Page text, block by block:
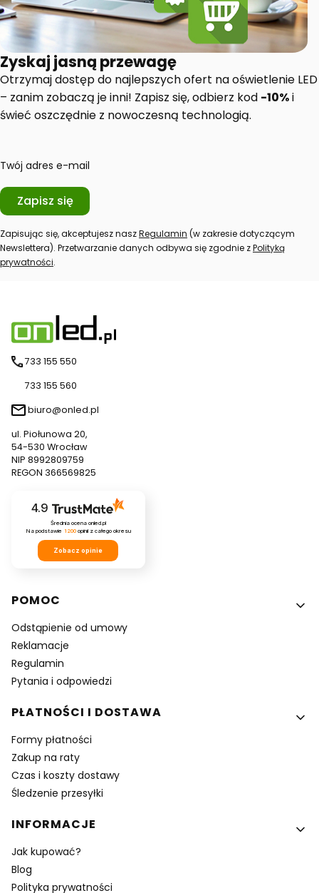
Zyskaj jasną przewagę
Otrzymaj dostęp do najlepszych ofert na oświetlenie LED
– zanim zobaczą je inni! Zapisz się, odbierz kod -10%i
świeć oszczędnie z nowoczesną technologią.
Twój adres e-mail
Zapisz się
Zapisując się, akceptujesz naszRegulamin (w zakresie dotyczącym
Newslettera). Przetwarzanie danych odbywa się zgodnie zPolityką
prywatności.
733 155 550
733 155 560
biuro@onled.pl
ul. Piołunowa 20,
54-530 Wrocław
NIP 8992809759
REGON 366569825
4.9
Średnia ocena onled.pl
Na podstawie 1200opinii z całego okresu
Zobacz opinie
Linki w stopce
POMOC
Odstąpienie od umowy
Reklamacje
Regulamin
Pytania i odpowiedzi
PŁATNOŚCI I DOSTAWA
Formy płatności
Zakup na raty
Czas i koszty dostawy
Śledzenie przesyłki
INFORMACJE
Jak kupować?
Blog
Polityka prywatności